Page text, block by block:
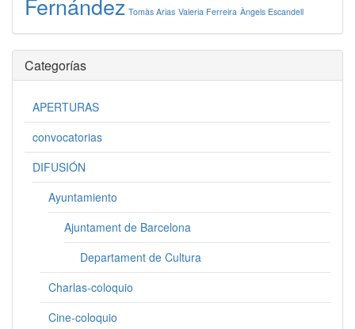
Tomàs Arias Valeria Ferreira Àngels Escandell
Categorías
APERTURAS
convocatorias
DIFUSIÓN
Ayuntamiento
Ajuntament de Barcelona
Departament de Cultura
Charlas-coloquio
Cine-coloquio